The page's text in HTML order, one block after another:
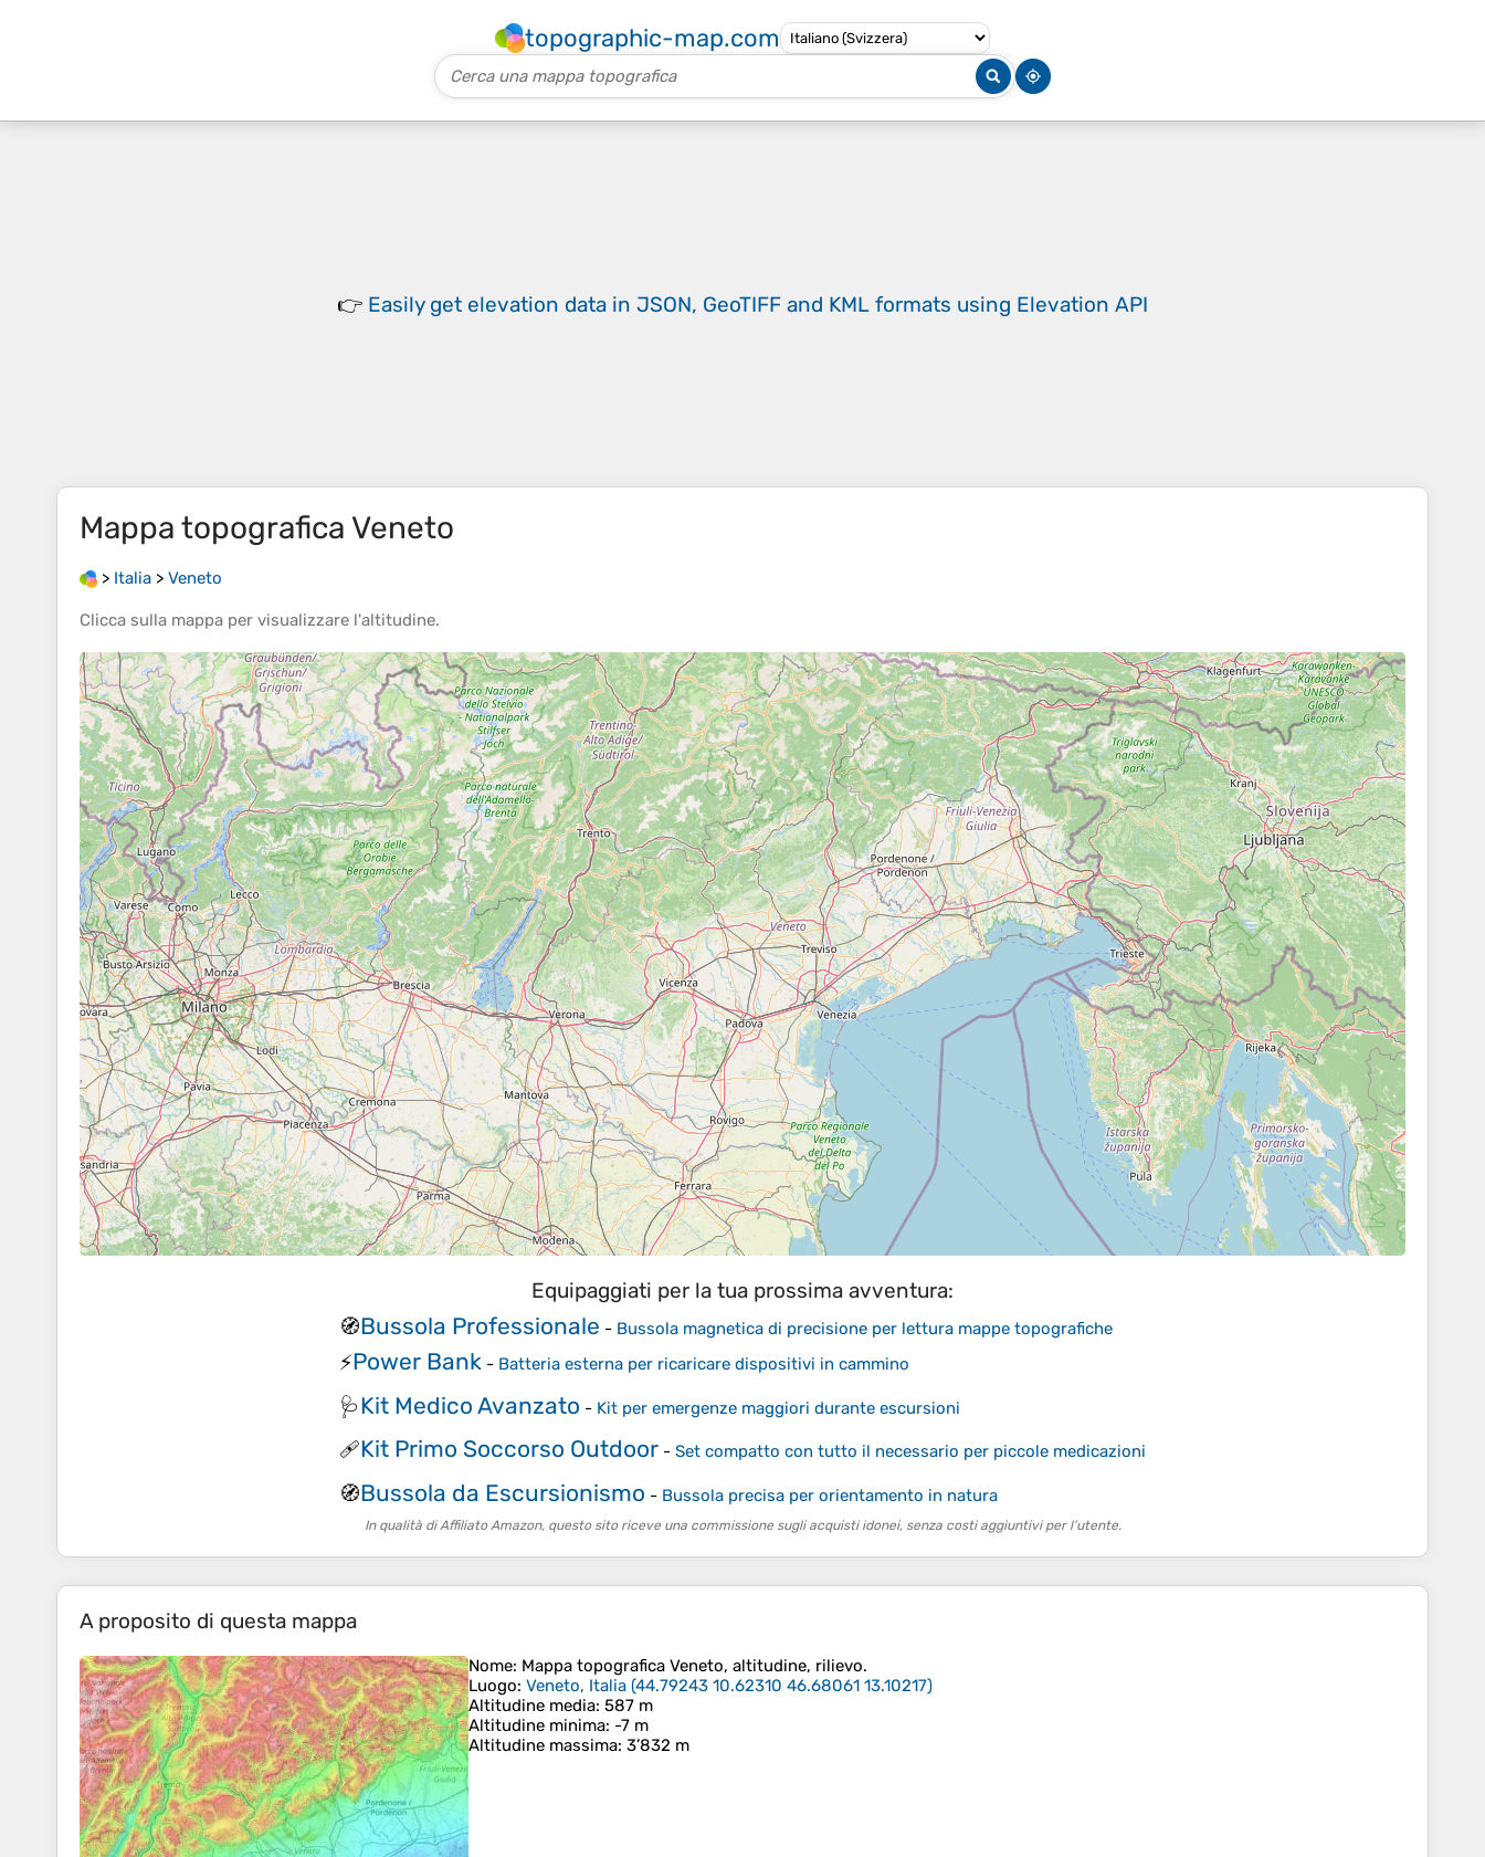
topographic-map.com
👉 Easily get elevation data in JSON, GeoTIFF and KML formats using Elevation API
Mappa topografica Veneto
> Italia > Veneto
Clicca sulla mappa per visualizzare l'altitudine.
Equipaggiati per la tua prossima avventura:
🧭Bussola Professionale - Bussola magnetica di precisione per lettura mappe topografiche
⚡Power Bank - Batteria esterna per ricaricare dispositivi in cammino
🩺Kit Medico Avanzato - Kit per emergenze maggiori durante escursioni
🩹Kit Primo Soccorso Outdoor - Set compatto con tutto il necessario per piccole medicazioni
🧭Bussola da Escursionismo - Bussola precisa per orientamento in natura
In qualità di Affiliato Amazon, questo sito riceve una commissione sugli acquisti idonei, senza costi aggiuntivi per l’utente.
A proposito di questa mappa
Nome: Mappa topografica Veneto, altitudine, rilievo.
Luogo: Veneto, Italia (44.79243 10.62310 46.68061 13.10217)
Altitudine media: 587 m
Altitudine minima: -7 m
Altitudine massima: 3’832 m